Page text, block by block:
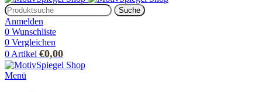
Suche
Anmelden
0 Wunschliste
0 Vergleichen
0 Artikel €0,00
Menü